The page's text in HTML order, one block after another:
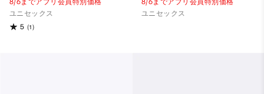
8/6までアプリ会員特別価格
ユニセックス
5 (1)
8/6までアプリ会員特別価格
ユニセックス